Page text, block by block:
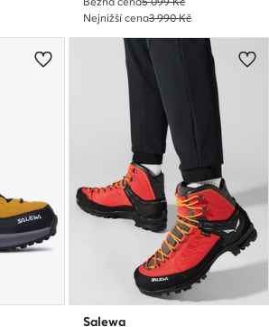
Nejnižší cena3 990 Kč
Salewa